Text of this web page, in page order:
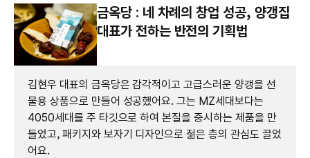
금옥당 : 네 차례의 창업 성공, 양갱집
대표가 전하는 반전의 기획법
김현우 대표의 금옥당은 감각적이고 고급스러운 양갱을 선
물용 상품으로 만들어 성공했어요. 그는 MZ세대보다는
4050세대를 주 타깃으로 하여 본질을 중시하는 제품을 만
들었고, 패키지와 보자기 디자인으로 젊은 층의 관심도 끌었
어요.